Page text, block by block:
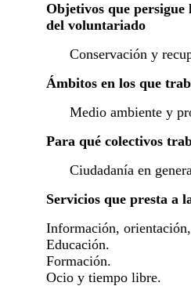
Objetivos que persigue
del voluntariado
Conservación y
Ámbitos en los que
Medio ambiente y
Para qué colectivos
Ciudadanía en
Servicios que presta a
Información,
Educación.
Formación.
Ocio y tiempo libre.